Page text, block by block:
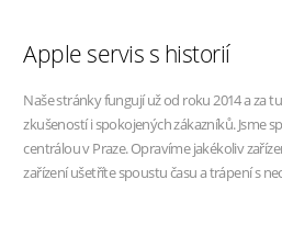
Apple servis s historií
Naše stránky fungují už od roku 2014 a za
zkušeností i spokojených zákazníků. Jsme
centrálou v Praze. Opravíme jakékoliv
zařízení ušetříte spoustu času a trápení s